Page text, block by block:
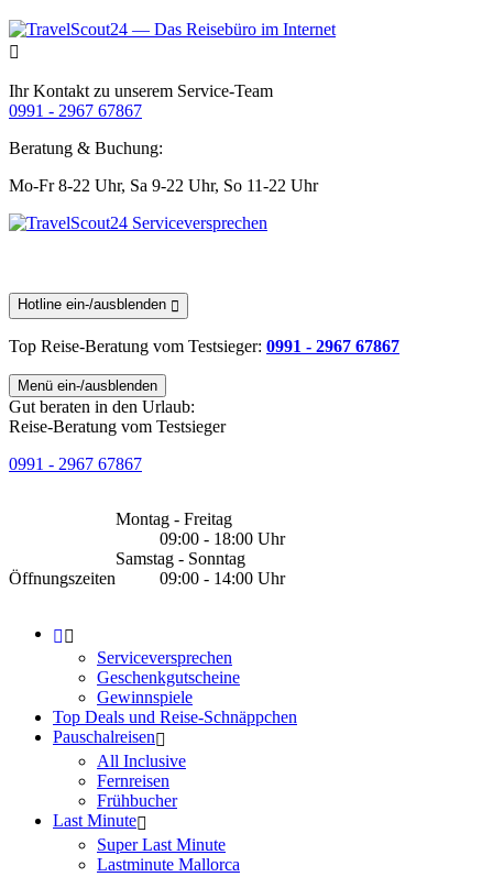
Ihr Kontakt zu unserem Service-Team
0991 - 2967 67867
Beratung & Buchung:
Mo-Fr 8-22 Uhr, Sa 9-22 Uhr, So 11-22 Uhr
Hotline ein-/ausblenden
Top Reise-Beratung vom Testsieger: 0991 - 2967 67867
Menü ein-/ausblenden
Gut beraten in den Urlaub:
Reise-Beratung vom Testsieger
0991 - 2967 67867
Öffnungszeiten
Montag - Freitag
09:00 - 18:00 Uhr
Samstag - Sonntag
09:00 - 14:00 Uhr
Serviceversprechen
Geschenkgutscheine
Gewinnspiele
Top Deals und Reise-Schnäppchen
Pauschalreisen
All Inclusive
Fernreisen
Frühbucher
Last Minute
Super Last Minute
Lastminute Mallorca